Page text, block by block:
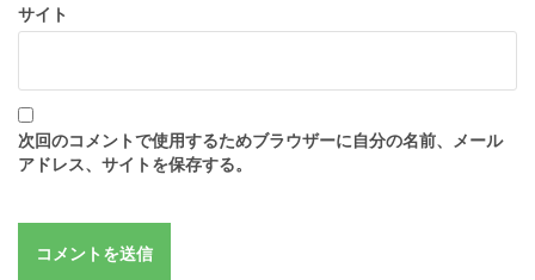
サイト
次回のコメントで使用するためブラウザーに自分の名前、メール
アドレス、サイトを保存する。